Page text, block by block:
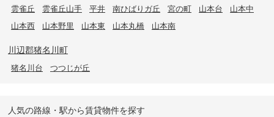
雲雀丘
雲雀丘山手 平井 南ひばりガ丘 宮の町 山本台
山本中
山本西
山本野里 山本東 山本丸橋 山本南
川辺郡猪名川町
猪名川台 つつじが丘
人気の路線・駅から賃貸物件を探す